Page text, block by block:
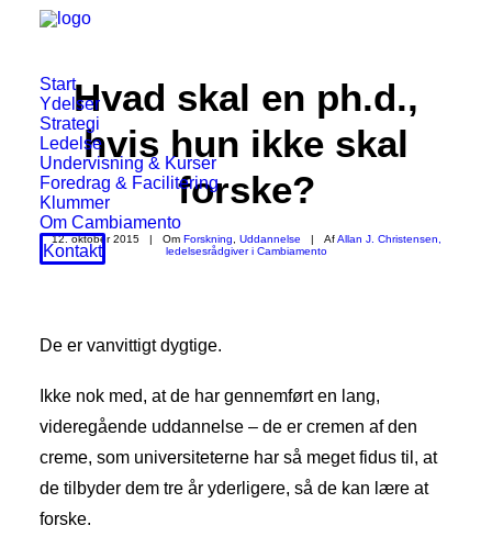
Start
Ydelser
Strategi
Ledelse
Undervisning & Kurser
Foredrag & Facilitering
Klummer
Om Cambiamento
Kontakt
Hvad skal en ph.d.,
hvis hun ikke skal
forske?
12. oktober 2015 | Om Forskning Uddannelse | AfAllan J. Christensen,
ledelsesrådgiver i Cambiamento
De er vanvittigt dygtige.
Ikke nok med, at de har gennemført en lang,
videregående uddannelse – de er cremen af den
creme, som universiteterne har så meget fidus til, at
de tilbyder dem tre år yderligere, så de kan lære at
forske.